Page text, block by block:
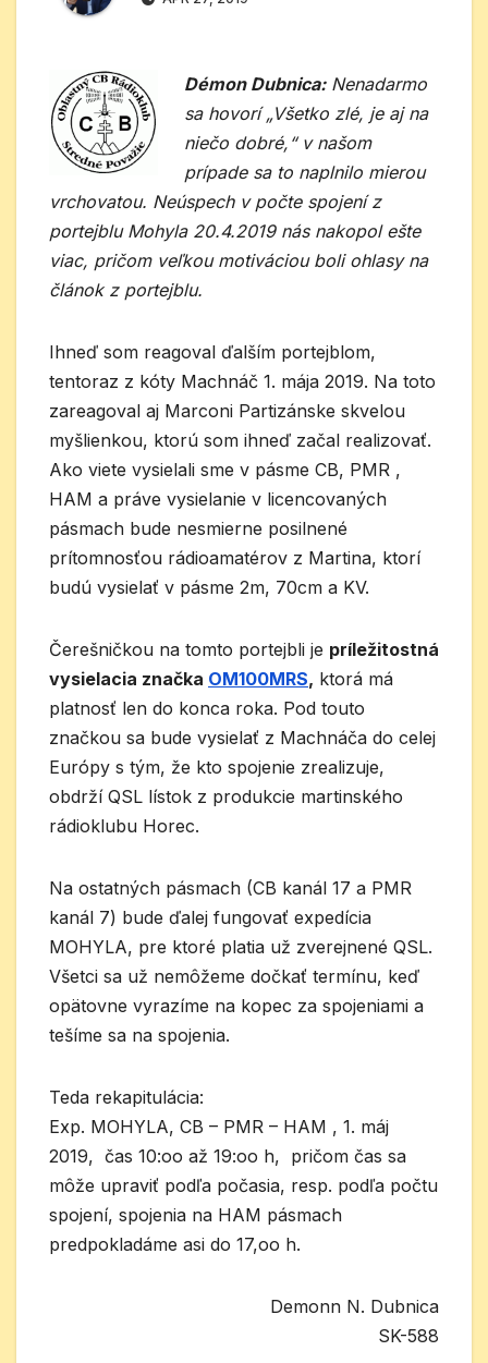
Démon Dubnica:Nenadarmo
sa hovorí „Všetko zlé, je aj na
niečo dobré,“ v našom
prípade sa to naplnilo mierou
vrchovatou. Neúspech v počte spojení z
portejblu Mohyla 20.4.2019 nás nakopol ešte
viac, pričom veľkou motiváciou boli ohlasy na
článok z portejblu.
Ihneď som reagoval ďalším portejblom,
tentoraz z kóty Machnáč 1. mája 2019. Na toto
zareagoval aj Marconi Partizánske skvelou
myšlienkou, ktorú som ihneď začal realizovať.
Ako viete vysielali sme v pásme CB, PMR ,
HAM a práve vysielanie v licencovaných
pásmach bude nesmierne posilnené
prítomnosťou rádioamatérov z Martina, ktorí
budú vysielať v pásme 2m, 70cm a KV.
Čerešničkou na tomto portejbli je príležitostná
vysielacia značka OM100MRS, ktorá má
platnosť len do konca roka. Pod touto
značkou sa bude vysielať z Machnáča do celej
Európy s tým, že kto spojenie zrealizuje,
obdrží QSL lístok z produkcie martinského
rádioklubu Horec.
Na ostatných pásmach (CB kanál 17 a PMR
kanál 7) bude ďalej fungovať expedícia
MOHYLA, pre ktoré platia už zverejnené QSL.
Všetci sa už nemôžeme dočkať termínu, keď
opätovne vyrazíme na kopec za spojeniami a
tešíme sa na spojenia.
Teda rekapitulácia:
Exp. MOHYLA, CB – PMR – HAM , 1. máj
2019, čas 10:oo až 19:oo h, pričom čas sa
môže upraviť podľa počasia, resp. podľa počtu
spojení, spojenia na HAM pásmach
predpokladáme asi do 17,oo h.
Demonn N. Dubnica
SK-588